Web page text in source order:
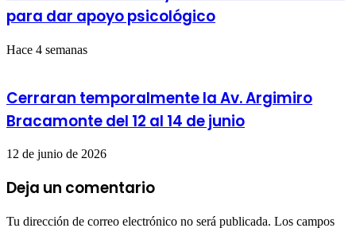
para dar apoyo psicológico
Hace 4 semanas
Cerraran temporalmente la Av. Argimiro
Bracamonte del 12 al 14 de junio
12 de junio de 2026
Deja un comentario
Tu dirección de correo electrónico no será publicada. Los campos